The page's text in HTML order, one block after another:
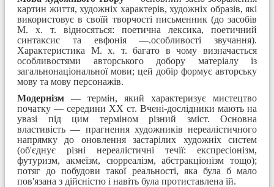
картин життя, художніх характерів, художніх образів, які
використовує в своїй творчості письменник (до засобів
М. х. т. відносяться: поетична лексика, поетичний
синтаксис та евфонія —.особливості звучання).
Характеристика М. х. т. багато в чому визначається
особливостями авторського добору матеріалу із
загальнонаціональної мови; цей добір формує авторську
мову та мову персонажів.
Модернізм — термін, який характеризує мистецтво
початку — середини XX ст. Вчені-дослідники мають на
увазі під цим терміном різний зміст. Основна
властивість — прагнення художників нереалістичного
напрямку до оновлення застарілих художніх систем
(об'єднує різні нереалістичні течії: експресіонізм,
футуризм, акмеїзм, сюрреалізм, абстракціонізм тощо);
потяг до побудови такої реальності, яка була б мало
пов'язана з дійсністю і навіть була протиставлена їй.